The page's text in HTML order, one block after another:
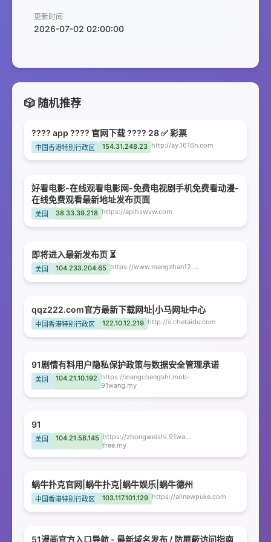
更新时间
2026-07-02 02:00:00
🎲 随机推荐
???? app ???? 官网下载 ???? 28 ✅ 彩票
中国香港特别行政区 154.31.248.23 http://ay.1616n.com
好看电影-在线观看电影网-免费电视剧手机免费看动漫-
在线免费观看最新地址发布页面
美国 38.33.39.218 https://apihswvw.com
即将进入最新发布页 ⏳
美国 104.233.204.65 https://www.mengzhan12.xyz
qqz222.com官方最新下载网址|小马网址中心
中国香港特别行政区 122.10.12.219 http://s.chetaidu.com
91剧情有料用户隐私保护政策与数据安全管理承诺
美国 104.21.10.192 https://xiangchengshi.mob-
91wang.my
91
美国 104.21.58.145 https://zhongweishi.91wang-
free.my
蜗牛扑克官网|蜗牛扑克|蜗牛娱乐|蜗牛德州
中国香港特别行政区 103.117.101.129 https://allnewpuke.com
51漫画官方入口导航 - 最新域名发布 / 防屏蔽访问指南